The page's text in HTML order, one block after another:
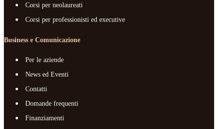
Corsi per neolaureati
Corsi per professionisti ed executive
Business e Comunicazione
Per le aziende
News ed Eventi
Contatti
Domande frequenti
Finanziamenti